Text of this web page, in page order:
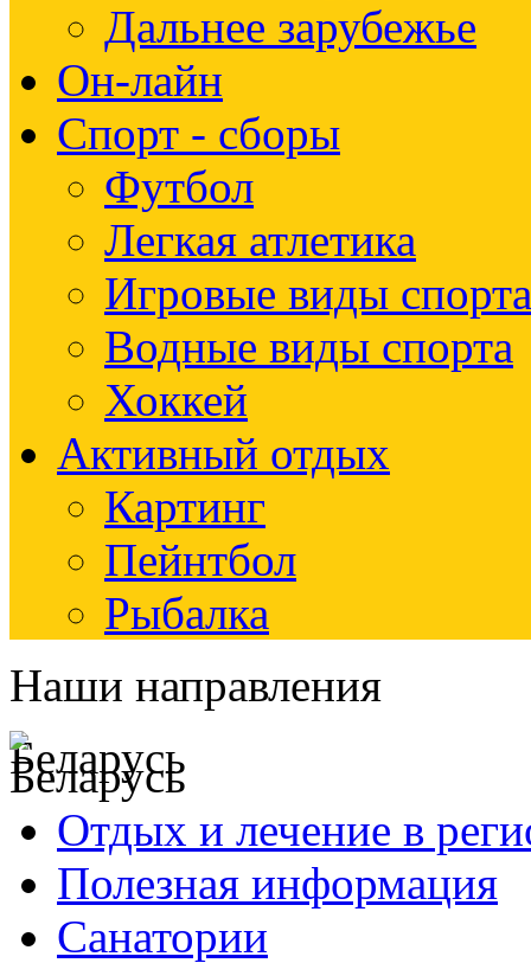
Дальнее зарубежье
Он-лайн
Спорт - сборы
Футбол
Легкая атлетика
Игровые виды спорта
Водные виды спорта
Хоккей
Активный отдых
Картинг
Пейнтбол
Рыбалка
Наши направления
Беларусь
Отдых и лечение в
Полезная информация
Санатории